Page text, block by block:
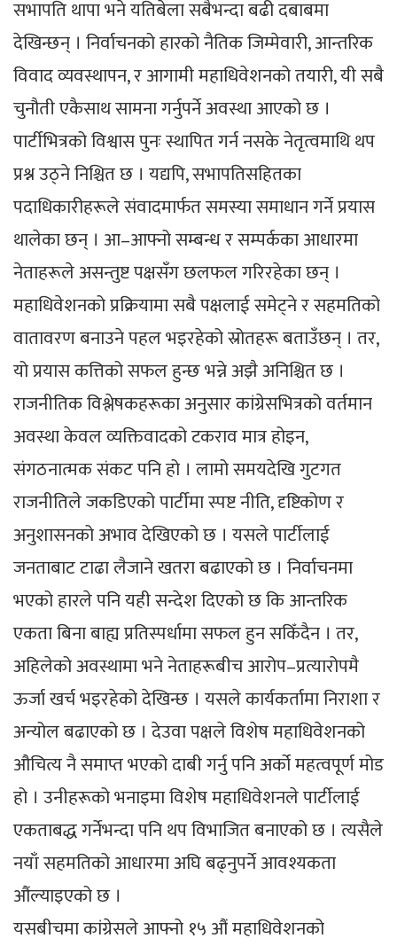
सभापति थापा भने यतिबेला सबैभन्दा बढी दबाबमा
देखिन्छन् । निर्वाचनको हारको नैतिक जिम्मेवारी, आन्तरिक
विवाद व्यवस्थापन, र आगामी महाधिवेशनको तयारी, यी सबै
चुनौती एकैसाथ सामना गर्नुपर्ने अवस्था आएको छ ।
पार्टीभित्रको विश्वास पुनः स्थापित गर्न नसके नेतृत्वमाथि थप
प्रश्न उठ्ने निश्चित छ । यद्यपि, सभापतिसहितका
पदाधिकारीहरूले संवादमार्फत समस्या समाधान गर्ने प्रयास
थालेका छन् । आ–आफ्नो सम्बन्ध र सम्पर्कका आधारमा
नेताहरूले असन्तुष्ट पक्षसँग छलफल गरिरहेका छन् ।
महाधिवेशनको प्रक्रियामा सबै पक्षलाई समेट्ने र सहमतिको
वातावरण बनाउने पहल भइरहेको स्रोतहरू बताउँछन् । तर,
यो प्रयास कत्तिको सफल हुन्छ भन्ने अझै अनिश्चित छ ।
राजनीतिक विश्लेषकहरूका अनुसार कांग्रेसभित्रको वर्तमान
अवस्था केवल व्यक्तिवादको टकराव मात्र होइन,
संगठनात्मक संकट पनि हो । लामो समयदेखि गुटगत
राजनीतिले जकडिएको पार्टीमा स्पष्ट नीति, दृष्टिकोण र
अनुशासनको अभाव देखिएको छ । यसले पार्टीलाई
जनताबाट टाढा लैजाने खतरा बढाएको छ । निर्वाचनमा
भएको हारले पनि यही सन्देश दिएको छ कि आन्तरिक
एकता बिना बाह्य प्रतिस्पर्धामा सफल हुन सकिँदैन । तर,
अहिलेको अवस्थामा भने नेताहरूबीच आरोप–प्रत्यारोपमै
ऊर्जा खर्च भइरहेको देखिन्छ । यसले कार्यकर्तामा निराशा र
अन्योल बढाएको छ । देउवा पक्षले विशेष महाधिवेशनको
औचित्य नै समाप्त भएको दाबी गर्नु पनि अर्को महत्वपूर्ण मोड
हो । उनीहरूको भनाइमा विशेष महाधिवेशनले पार्टीलाई
एकताबद्ध गर्नेभन्दा पनि थप विभाजित बनाएको छ । त्यसैले
नयाँ सहमतिको आधारमा अघि बढ्नुपर्ने आवश्यकता
औंल्याइएको छ ।
यसबीचमा कांग्रेसले आफ्नो १५ औं महाधिवेशनको